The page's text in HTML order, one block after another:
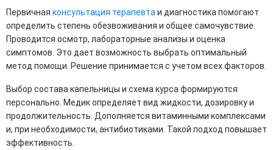
Первичная консультация терапевта и диагностика помогают
определить степень обезвоживания и общее самочувствие.
Проводится осмотр, лабораторные анализы и оценка
симптомов. Это дает возможность выбрать оптимальный
метод помощи. Решение принимается с учетом всех факторов.
Выбор состава капельницы и схема курса формируются
персонально. Медик определяет вид жидкости, дозировку и
продолжительность. Дополняется витаминными комплексами
и, при необходимости, антибиотиками. Такой подход повышает
эффективность.